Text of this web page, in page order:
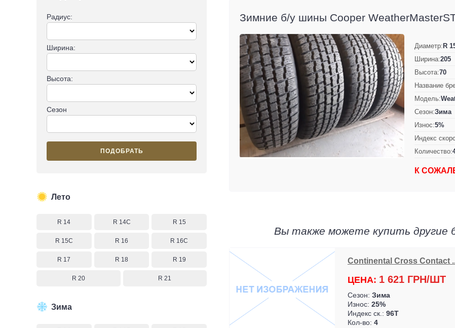
Радиус:
Ширина:
Высота:
Сезон
ПОДОБРАТЬ
Лето
R 14 R 14C R 15
R 15C R 16 R 16C
R 17 R 18 R 19
R 20 R 21
Зима
Зимние б/у шины Cooper
Диаметр:R
Ширина:205
Высота:70
Название
Модель:
Сезон:Зима
Износ:5%
Индекс
Количество:
К
Вы также можете купить другие
Continental Cross Contact
ЦЕНА: 1 621 ГРН/ШТ
Сезон: Зима
Износ: 25%
Индекс ск.: 96T
Кол-во: 4